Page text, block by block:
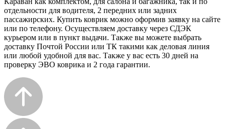
отдельности для водителя, 2 передних или задних
пассажирских. Купить коврик можно оформив заявку на сайте
или по телефону. Осуществляем доставку через СДЭК
курьером или в пункт выдачи. Также вы можете выбрать
доставку Почтой России или ТК такими как деловая линия
или любой удобной для вас. Также у вас есть 30 дней на
проверку ЭВО коврика и 2 года гарантии.